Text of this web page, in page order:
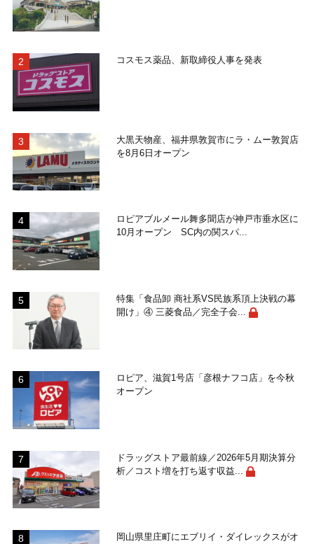
コスモス薬品、新取締役人事を発表
大黒天物産、福井県敦賀市にラ・ムー敦賀店
を8月6日オープン
ロピアブルメール舞多聞店が神戸市垂水区に
10月オープン SC内の関スパ...
特集「食品卸 商社系VS民族系頂上決戦の幕
開け」④ 三菱食品／完全子会...
ロピア、滋賀1号店「彦根ナフコ店」を今秋
オープン
ドラッグストア最前線／2026年5月期決算分
析／コスト増を打ち返す収益...
岡山県里庄町にエブリイ・ダイレックスがオ